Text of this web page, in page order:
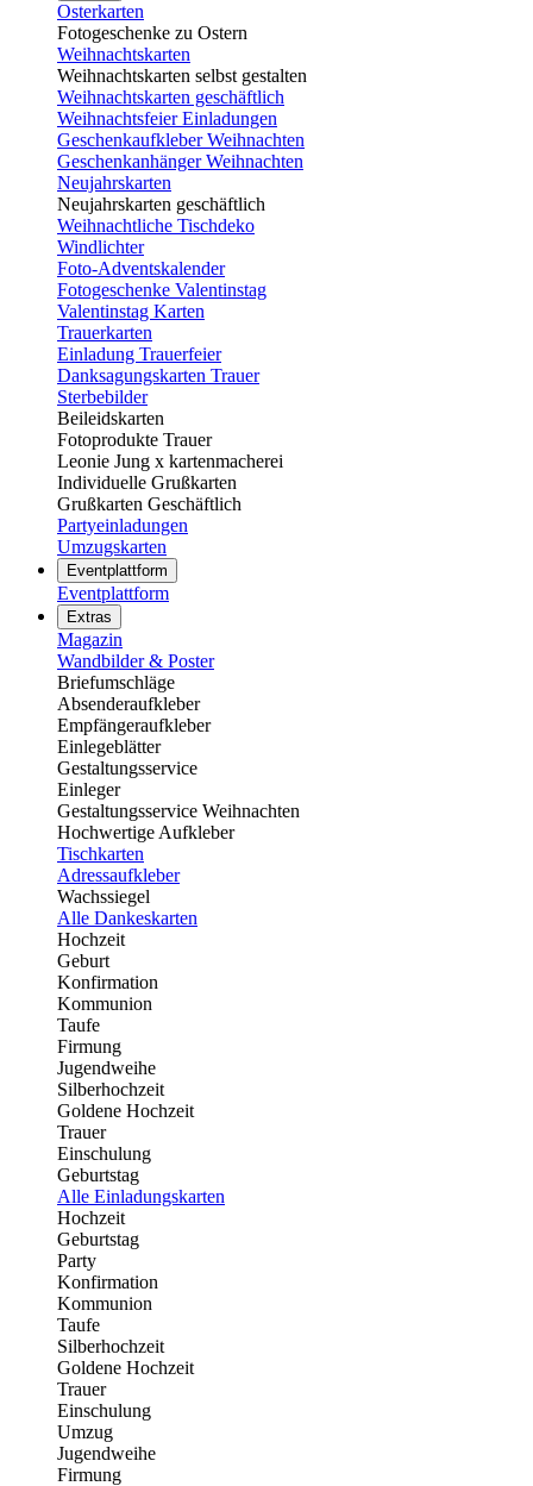
Osterkarten
Fotogeschenke zu Ostern
Weihnachtskarten
Weihnachtskarten selbst gestalten
Weihnachtskarten geschäftlich
Weihnachtsfeier Einladungen
Geschenkaufkleber Weihnachten
Geschenkanhänger Weihnachten
Neujahrskarten
Neujahrskarten geschäftlich
Weihnachtliche Tischdeko
Windlichter
Foto-Adventskalender
Fotogeschenke Valentinstag
Valentinstag Karten
Trauerkarten
Einladung Trauerfeier
Danksagungskarten Trauer
Sterbebilder
Beileidskarten
Fotoprodukte Trauer
Leonie Jung x kartenmacherei
Individuelle Grußkarten
Grußkarten Geschäftlich
Partyeinladungen
Umzugskarten
Eventplattform
Eventplattform
Extras
Magazin
Wandbilder & Poster
Briefumschläge
Absenderaufkleber
Empfängeraufkleber
Einlegeblätter
Gestaltungsservice
Einleger
Gestaltungsservice Weihnachten
Hochwertige Aufkleber
Tischkarten
Adressaufkleber
Wachssiegel
Alle Dankeskarten
Hochzeit
Geburt
Konfirmation
Kommunion
Taufe
Firmung
Jugendweihe
Silberhochzeit
Goldene Hochzeit
Trauer
Einschulung
Geburtstag
Alle Einladungskarten
Hochzeit
Geburtstag
Party
Konfirmation
Kommunion
Taufe
Silberhochzeit
Goldene Hochzeit
Trauer
Einschulung
Umzug
Jugendweihe
Firmung